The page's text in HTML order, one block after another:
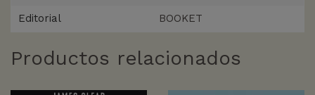
Editorial BOOKET
Productos relacionados